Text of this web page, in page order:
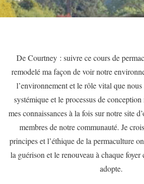
De Courtney : suivre ce cours de
remodelé ma façon de voir notre
l’environnement et le rôle vital que
systémique et le processus de conception
mes connaissances à la fois sur notre site
membres de notre communauté. Je
principes et l’éthique de la permaculture
la guérison et le renouveau à chaque
adopte.